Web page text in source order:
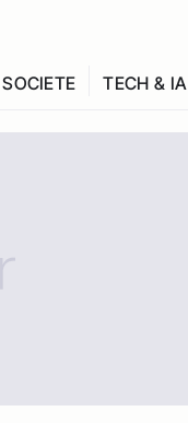
SOCIETE TECH & IA